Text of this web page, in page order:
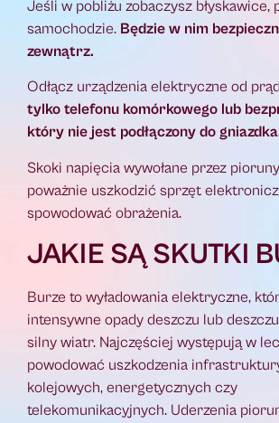
Jeśli w pobliżu zobaczysz błyskawice,
samochodzie. Będzie w nim
zewnątrz.
Odłącz urządzenia elektryczne od
tylko telefonu komórkowego lub
który nie jest podłączony do
Skoki napięcia wywołane przez
poważnie uszkodzić sprzęt
spowodować obrażenia.
JAKIE SĄ SKUTKI
Burze to wyładowania elektryczne,
intensywne opady deszczu lub
silny wiatr. Najczęściej występują w
powodować uszkodzenia
kolejowych, energetycznych czy
telekomunikacyjnych. Uderzenia